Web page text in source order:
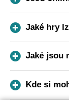
Jaké hry
Jaké jsou
Kde si